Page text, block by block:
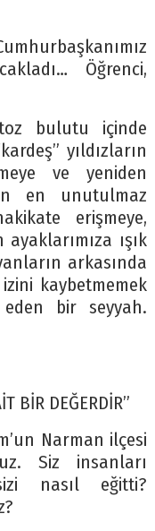
Öğrenci,
bulutu içinde
yıldızların
ve yeniden
en unutulmaz
erişmeye,
ışık
arkasında
kaybetmemek
bir seyyah.
BİR DEĞERDİR”
Narman ilçesi
Siz insanları
nasıl eğitti?